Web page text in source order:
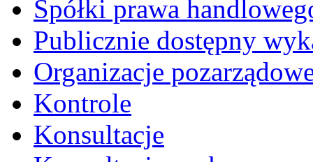
Spółki prawa
Publicznie dostępny
Organizacje
Kontrole
Konsultacje